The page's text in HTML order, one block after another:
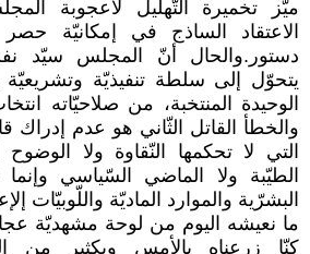
ميّز تخميرة التّهليل لأعجوبة
الاعتقاد الساذج في إمكانيّة
دستور.والحال أنّ المجلس سيّد
يتحوّل إلى سلطة تنفيذيّة وتشريعيّة
الوحيدة المنتخبة، من صلاحيّاته
والخطأ القاتل الثّاني هو عدم إدراك
التي لا تحكمها النّقاوة ولا الوضوح
الطيّبة ولا الماضي السّياسي وإنما
البشرّية والموارد الماديّة واللّوبيّات
ما نعيشه اليوم من لوحة مشهديّة
كنّا زرعناه بالأمس وبكثير من